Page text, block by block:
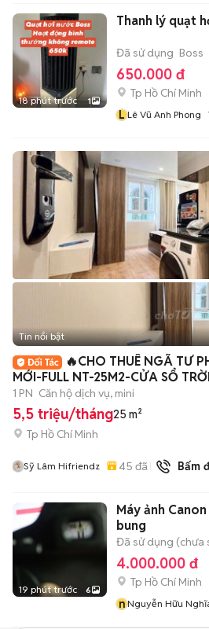
18 phút trước 1
Thanh lý quạt
Đã sử dụng Boss
650.000 đ
Tp Hồ Chí Minh
L Lê Vũ Anh Phong
Tin nổi bật
🔥CHO THUÊ NGÃ TƯ
MỚI-FULL NT-25M2-CỬA SỔ TRỜI
1 PN Căn hộ dịch vụ, mini
5,5 triệu/tháng25 m²
Tp Hồ Chí Minh
Sỹ Lâm Hifriendz 45 đã bán Bấm
19 phút trước 6
Máy ảnh
bung
Đã sử dụng (chưa
4.000.000 đ
Tp Hồ Chí Minh
nNguyễn Hữu